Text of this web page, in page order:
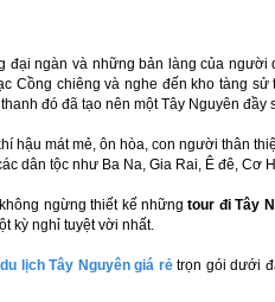
đại ngàn và những bản làng của người
chiêng và nghe đến kho tàng sử
đó đã tạo nên một Tây Nguyên đầy
hậu mát mẻ, ôn hòa, con người thân
dân tộc như Ba Na, Gia Rai, Ê đê, Cơ
không ngừng thiết kế nhữngtour đi Tây
kỳ nghỉ tuyệt vời nhất.
lịch Tây Nguyên giá rẻtrọn gói dưới